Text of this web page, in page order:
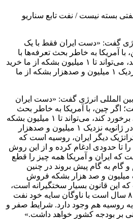
گفت: «دست ایران فقط با یک
با آمریکا به خاطر بحث تعرفه‌ها با
مشکلات بیشتری برخورد کند، می‌تواند تا ۱ میلیون بشکه از ما خرید
کند. همانطور که در ژانویه نزدیک ۱ میلیون و صدهزار بشکه از ما
بین المللی انرژی گفت: «دست ایران
اگر چین، با آمریکا به خاطر بحث
تعرفه‌ها با مشکلات بیشتری برخورد کند، می‌تواند تا ۱ میلیون بشکه
از ما خرید کند. همانطور که در ژانویه نزدیک ۱ میلیون و صدهزار
دیگر ایران، روسیه است که
تا حدودی ادغام کرده و از این روش
که ایران و آمریکا همه چیز را قطع
گام به گام پیش بروند در چنین
هزار تا یک میلیون و صد هزار بشکه فروش
قانون بسیار سختگیرانه است،
اما ایران، حرفه‌ای‌تر شده و ۸ سال است با ناوگان سایه خود نفت
روسیه هم وجود دارد. شرایط صفر و
بر بودجه کشور خواهد داشت.»